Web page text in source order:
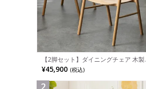
【2脚セット】ダイニングチェア 木製
LUGA 肘付き チェア 天然木 リビング椅
子 板座 食卓椅子 おしゃれ ウッドチェ
ウン 完成品
¥45,900 (税込)
2